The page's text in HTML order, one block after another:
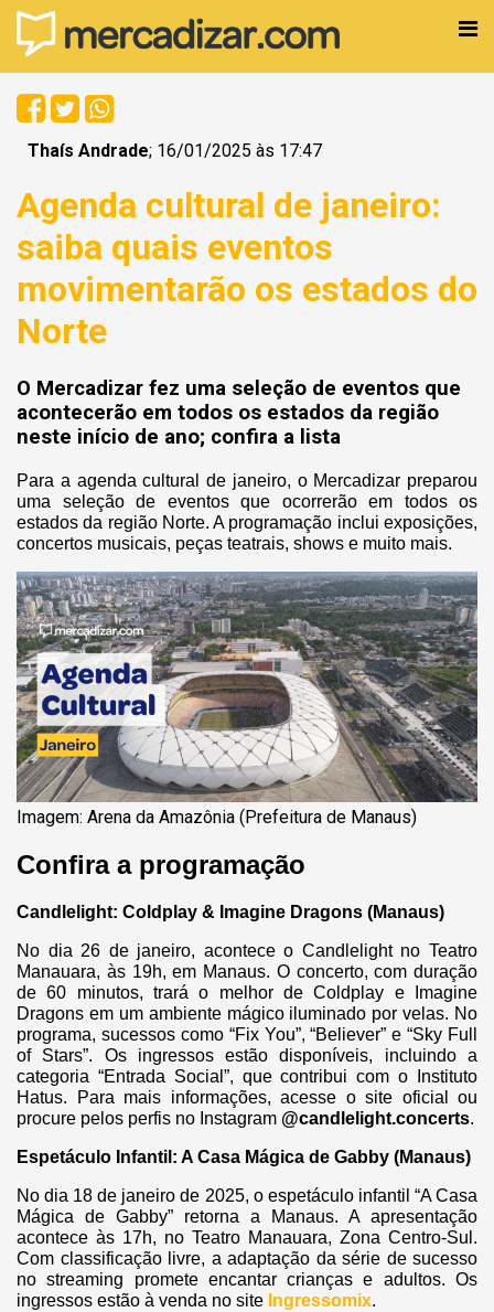
Thaís Andrade; 16/01/2025 às 17:47
Agenda cultural de janeiro:
saiba quais eventos
movimentarão os estados do
Norte
O Mercadizar fez uma seleção de eventos que
acontecerão em todos os estados da região
neste início de ano; confira a lista
Para a agenda cultural de janeiro, o Mercadizar preparou
uma seleção de eventos que ocorrerão em todos os
estados da região Norte. A programação inclui exposições,
concertos musicais, peças teatrais, shows e muito mais.
Imagem: Arena da Amazônia (Prefeitura de Manaus)
Confira a programação
Candlelight: Coldplay & Imagine Dragons (Manaus)
No dia 26 de janeiro, acontece o Candlelight no Teatro
Manauara, às 19h, em Manaus. O concerto, com duração
de 60 minutos, trará o melhor de Coldplay e Imagine
Dragons em um ambiente mágico iluminado por velas. No
programa, sucessos como “Fix You”, “Believer” e “Sky Full
of Stars”. Os ingressos estão disponíveis, incluindo a
categoria “Entrada Social”, que contribui com o Instituto
Hatus. Para mais informações, acesse o site oficial ou
procure pelos perfis no Instagram @candlelight.concerts.
Espetáculo Infantil: A Casa Mágica de Gabby (Manaus)
No dia 18 de janeiro de 2025, o espetáculo infantil “A Casa
Mágica de Gabby” retorna a Manaus. A apresentação
acontece às 17h, no Teatro Manauara, Zona Centro-Sul.
Com classificação livre, a adaptação da série de sucesso
no streaming promete encantar crianças e adultos. Os
ingressos estão à venda no site Ingressomix.